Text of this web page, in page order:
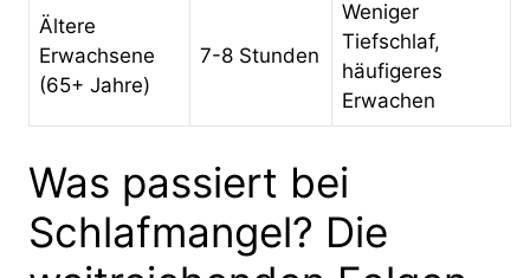
Ältere
Erwachsene
(65+ Jahre)
7-8 Stunden
Weniger
Tiefschlaf,
häufigeres
Erwachen
Was passiert bei
Schlafmangel? Die